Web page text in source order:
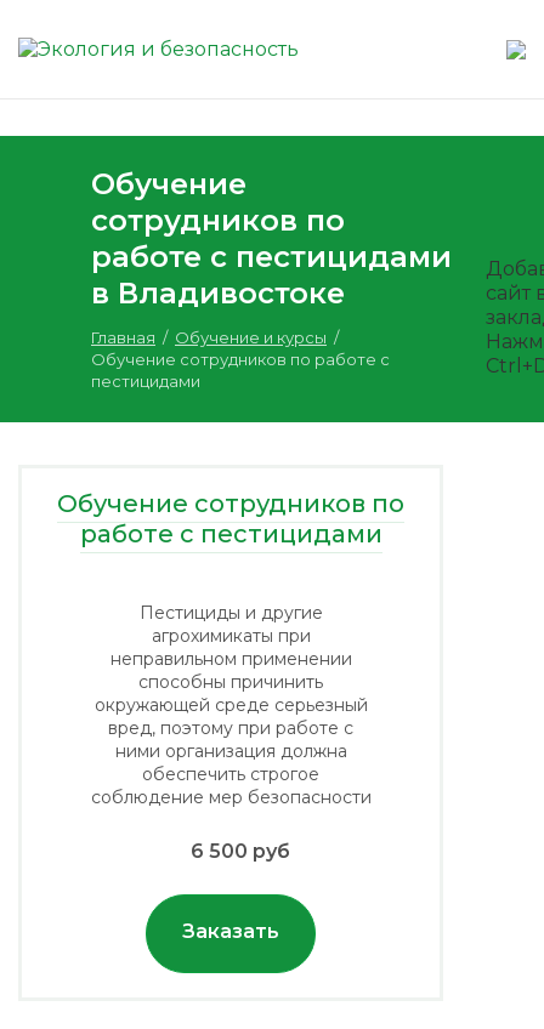
сайт
Обучение
сотрудников по
работе с пестицидами
в Владивостоке
Главная / Обучение и курсы /
Обучение сотрудников по работе с
пестицидами
Обучение сотрудников по
работе с пестицидами
Пестициды и другие
агрохимикаты при
неправильном применении
способны причинить
окружающей среде серьезный
вред, поэтому при работе с
ними организация должна
обеспечить строгое
соблюдение мер безопасности
6 500 руб
Заказать